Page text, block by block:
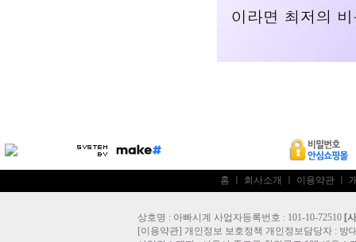
홈 회사소개 이용약관
상호명 : 아빠시계 사업자등록번호 : 101-10-72510 [
[이용약관] 개인정보 보호정책 개인정보담당자 : 방